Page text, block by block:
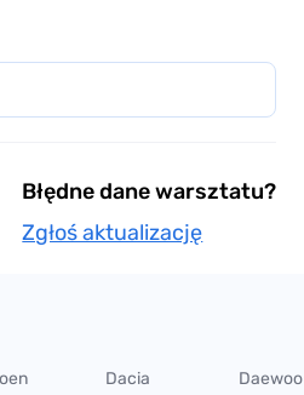
Błędne dane warsztatu?
Zgłoś aktualizację
Dacia Daewoo